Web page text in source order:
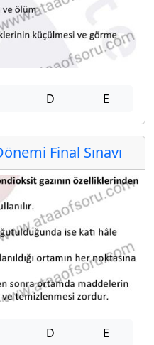
D E
Final Sınavı
D E